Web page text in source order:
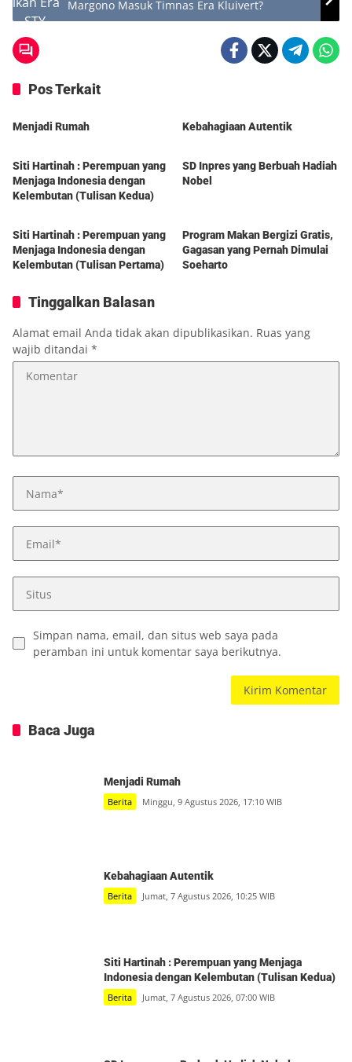
Margono Masuk Timnas Era Kluivert?
Pos Terkait
Berita
Menjadi Rumah Kebahagiaan Autentik
Berita
Siti Hartinah : Perempuan yang
Menjaga Indonesia dengan
Kelembutan (Tulisan Kedua)
SD Inpres yang Berbuah Hadiah
Nobel
Siti Hartinah : Perempuan yang
Menjaga Indonesia dengan
Kelembutan (Tulisan Pertama)
Program Makan Bergizi Gratis,
Gagasan yang Pernah Dimulai
Soeharto
Tinggalkan Balasan
Alamat email Anda tidak akan dipublikasikan. Ruas yang
wajib ditandai *
Simpan nama, email, dan situs web saya pada
peramban ini untuk komentar saya berikutnya.
Baca Juga
Menjadi Rumah
Berita Minggu, 9 Agustus 2026, 17:10 WIB
Kebahagiaan Autentik
Berita Jumat, 7 Agustus 2026, 10:25 WIB
Siti Hartinah : Perempuan yang Menjaga
Indonesia dengan Kelembutan (Tulisan Kedua)
Berita Jumat, 7 Agustus 2026, 07:00 WIB